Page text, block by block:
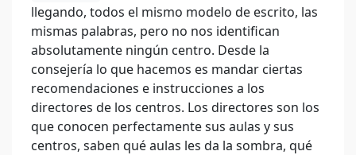
llegando, todos el mismo modelo de escrito, las
mismas palabras, pero no nos identifican
absolutamente ningún centro. Desde la
consejería lo que hacemos es mandar ciertas
recomendaciones e instrucciones a los
directores de los centros. Los directores son los
que conocen perfectamente sus aulas y sus
centros, saben qué aulas les da la sombra, qué